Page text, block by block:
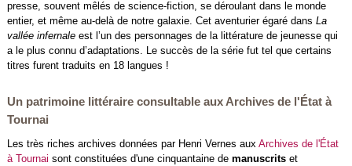
presse, souvent mêlés de science-fiction, se déroulant dans le monde
entier, et même au-delà de notre galaxie. Cet aventurier égaré dans La
vallée infernaleest l’un des personnages de la littérature de jeunesse qui
a le plus connu d’adaptations. Le succès de la série fut tel que certains
titres furent traduits en 18 langues !
Un patrimoine littéraire consultable aux Archives de l'État à
Tournai
Les très riches archives données par Henri Vernes aux Archives de l'État
à Tournai sont constituées d'une cinquantaine de manuscrits et